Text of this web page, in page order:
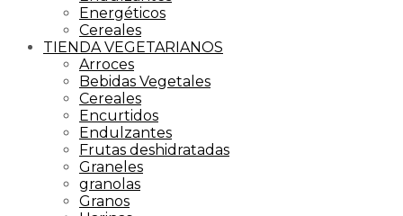
Energéticos
Cereales
TIENDA VEGETARIANOS
Arroces
Bebidas Vegetales
Cereales
Encurtidos
Endulzantes
Frutas deshidratadas
Graneles
granolas
Granos